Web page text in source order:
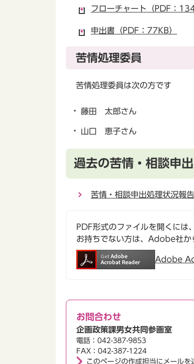
フローチャート（PDF：
申出書（PDF：77KB）
苦情処理委員
苦情処理委員は次の方です
藤田 太郎さん
山口 恵子さん
過去の苦情・相談申
苦情・相談申出処理状況報
PDF形式のファイルを開くに
お持ちでない方は、Adobe社か
Adobe
お問合わせ
企画政策課男女共同参画室
電話：042-387-9853
FAX：042-387-1224
このページの作成担当にメールを